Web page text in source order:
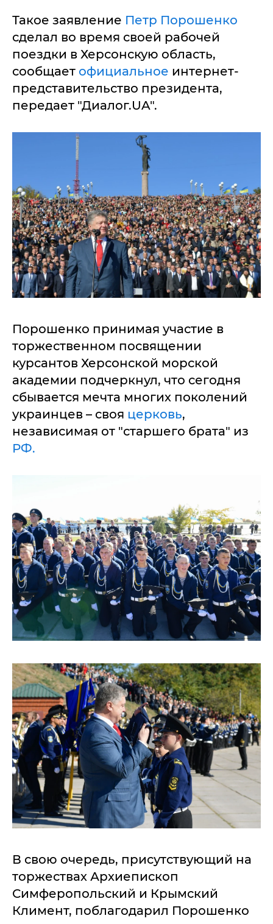
Такое заявление Петр Порошенко
сделал во время своей рабочей
поездки в Херсонскую область,
сообщает официальное интернет-
представительство президента,
передает "Диалог.UA".
Порошенко принимая участие в
торжественном посвящении
курсантов Херсонской морской
академии подчеркнул, что сегодня
сбывается мечта многих поколений
украинцев – своя церковь,
независимая от "старшего брата" из
РФ.
В свою очередь, присутствующий на
торжествах Архиепископ
Симферопольский и Крымский
Климент, поблагодарил Порошенко